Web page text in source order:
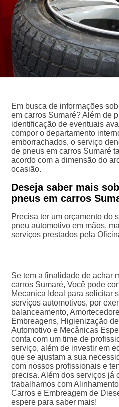
Em busca de informações
em carros Sumaré? Além de
identificação de eventuais
compor o departamento
emborrachados, o serviço
de pneus em carros Sumaré
acordo com a dimensão do
ocasião.
Deseja saber mais
pneus em carros
Precisa ter um orçamento do
pneu automotivo em mãos,
serviços prestados pela
Se tem a finalidade de achar
carros Sumaré, Você pode
Mecanica Ideal para solicitar
serviços automotivos, por
balanceamento,
Embreagens, Higienização
Automotivo e Mecânicas
conta com um time de
serviço, além de investir em
que se ajustam a sua
com nossos profissionais e
precisa. Além dos serviços já
trabalhamos com
Carros e Embreagem de
espere para saber mais!